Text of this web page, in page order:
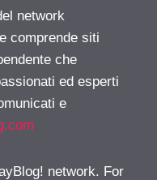
network
comprende siti
che
ed esperti
e
network. For